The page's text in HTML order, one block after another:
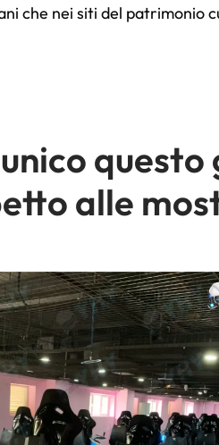
che nei siti del patrimonio
alle